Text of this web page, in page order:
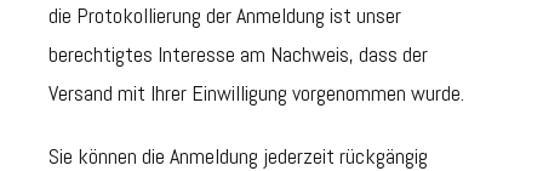
die Protokollierung der Anmeldung ist unser
berechtigtes Interesse am Nachweis, dass der
Versand mit Ihrer Einwilligung vorgenommen wurde.
Sie können die Anmeldung jederzeit rückgängig